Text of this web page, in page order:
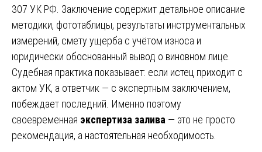
307 УК РФ. Заключение содержит детальное описание
методики, фототаблицы, результаты инструментальных
измерений, смету ущерба с учётом износа и
юридически обоснованный вывод о виновном лице.
Судебная практика показывает: если истец приходит с
актом УК, а ответчик — с экспертным заключением,
побеждает последний. Именно поэтому
своевременная экспертиза залива — это не просто
рекомендация, а настоятельная необходимость.